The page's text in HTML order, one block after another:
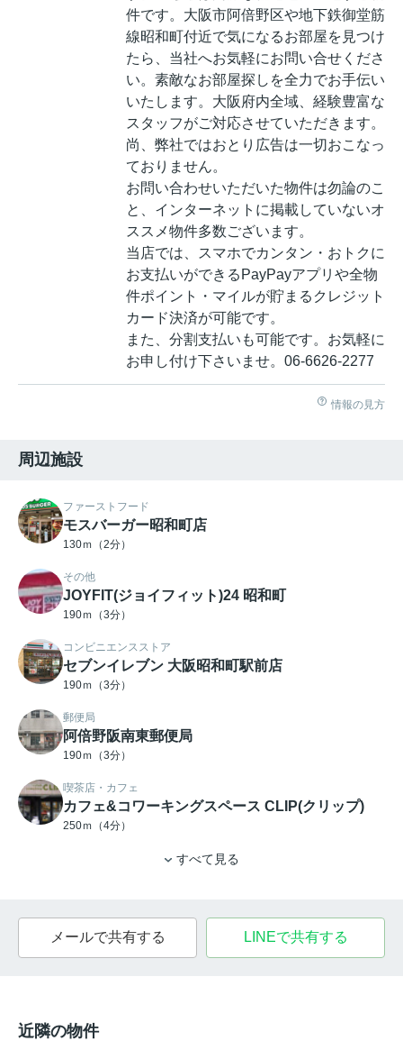
件です。大阪市阿倍野区や地下鉄御堂筋
線昭和町付近で気になるお部屋を見つけ
たら、当社へお気軽にお問い合せくださ
い。素敵なお部屋探しを全力でお手伝い
いたします。大阪府内全域、経験豊富な
スタッフがご対応させていただきます。
尚、弊社ではおとり広告は一切おこなっ
ておりません。
お問い合わせいただいた物件は勿論のこ
と、インターネットに掲載していないオ
ススメ物件多数ございます。
当店では、スマホでカンタン・おトクに
お支払いができるPayPayアプリや全物
件ポイント・マイルが貯まるクレジット
カード決済が可能です。
また、分割支払いも可能です。お気軽に
お申し付け下さいませ。06‐6626‐2277
情報の見方
周辺施設
ファーストフード
モスバーガー昭和町店
130ｍ（2分）
その他
JOYFIT(ジョイフィット)24 昭和町
190ｍ（3分）
コンビニエンスストア
セブンイレブン 大阪昭和町駅前店
190ｍ（3分）
郵便局
阿倍野阪南東郵便局
190ｍ（3分）
喫茶店・カフェ
カフェ&コワーキングスペース CLIP(クリップ)
250ｍ（4分）
すべて見る
メールで共有する LINEで共有する
近隣の物件